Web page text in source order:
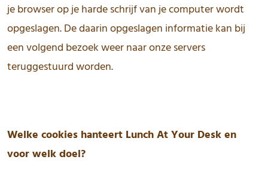
je browser op je harde schrijf van je computer wordt
opgeslagen. De daarin opgeslagen informatie kan bij
een volgend bezoek weer naar onze servers
teruggestuurd worden.
Welke cookies hanteert Lunch At Your Desk en
voor welk doel?